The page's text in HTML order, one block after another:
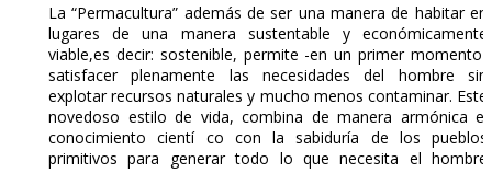
La “Permacultura” además de ser una manera de habitar en
lugares de una manera sustentable y económicamente
viable,es decir: sostenible, permite -en un primer momento-
satisfacer plenamente las necesidades del hombre sin
explotar recursos naturales y mucho menos contaminar. Este
novedoso estilo de vida, combina de manera armónica el
conocimiento cientí co con la sabiduría de los pueblos
primitivos para generar todo lo que necesita el hombre